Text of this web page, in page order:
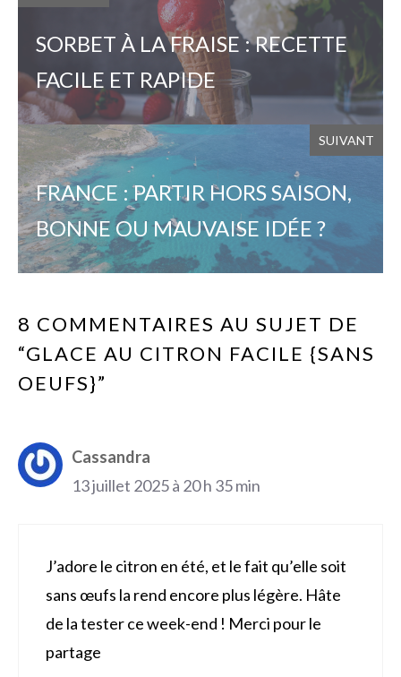
SORBET À LA FRAISE : RECETTE
FACILE ET RAPIDE
SUIVANT
FRANCE : PARTIR HORS SAISON,
BONNE OU MAUVAISE IDÉE ?
8 COMMENTAIRES AU SUJET DE
“GLACE AU CITRON FACILE {SANS
OEUFS}”
Cassandra
13 juillet 2025 à 20 h 35 min
J’adore le citron en été, et le fait qu’elle soit
sans œufs la rend encore plus légère. Hâte
de la tester ce week-end ! Merci pour le
partage